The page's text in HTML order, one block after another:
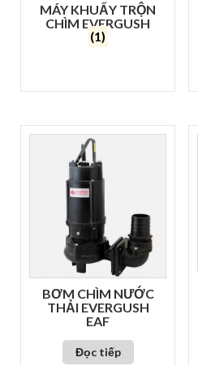
MÁY KHUẤY TRỘN
CHÌM EVERGUSH
(1)
BƠM CHÌM NƯỚC
THẢI EVERGUSH
EAF
Đọc tiếp